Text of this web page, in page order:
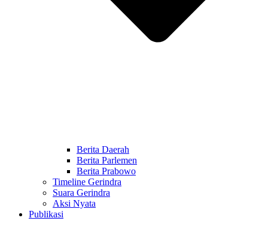
Berita Daerah
Berita Parlemen
Berita Prabowo
Timeline Gerindra
Suara Gerindra
Aksi Nyata
Publikasi